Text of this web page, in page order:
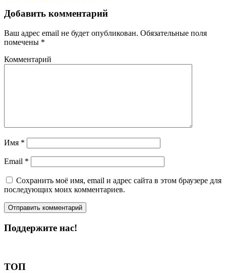
Добавить комментарий
Ваш адрес email не будет опубликован. Обязательные поля
помечены *
Комментарий
Имя *
Email *
Сохранить моё имя, email и адрес сайта в этом браузере для
последующих моих комментариев.
Поддержите нас!
ТОП